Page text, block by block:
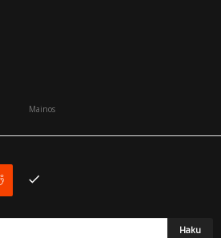
Mainos